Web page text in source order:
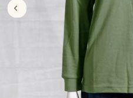
カーテン・ラグ・ファブリック
制服・学生服
ジュニア・ティーンズ下着
大きいサイズ通販すべて
大きいサイズ レディース服
大きいサイズ レディース下着
バーゲンセール
シークレットセール
商品カテゴリ一覧
ジュニア・ティーンズ下着
大きいサイズ レディース服
大きいサイズ レディース下着
大きいサイズ メンズ
バーゲンセール
シークレットセール
詳細検索
商品カテゴリ一覧